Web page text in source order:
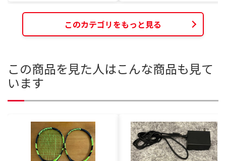
このカテゴリをもっと見る
この商品を見た人はこんな商品も見て
います